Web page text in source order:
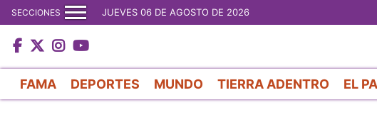
SECCIONES JUEVES 06 DE AGOSTO DE 2026
FAMA DEPORTES MUNDO TIERRA ADENTRO EL